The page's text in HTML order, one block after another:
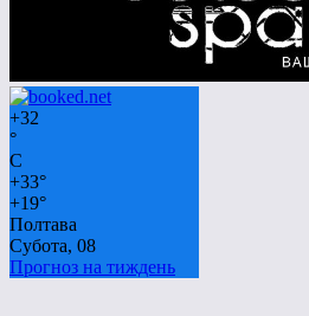
+32
°
C
+33°
+19°
Полтава
Субота, 08
Прогноз на тиждень